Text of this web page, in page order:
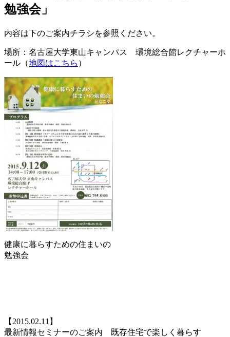
勉強会」
内容は下のご案内チラシを参照ください。
場所：名古屋大学東山キャンパス 環境総合館レクチャーホ
ール（地図はこちら ）
健康に暮らすための住まいの
勉強会
【2015.02.11】
最新情報セミナーのご案内 既存住宅で楽しく暮らす